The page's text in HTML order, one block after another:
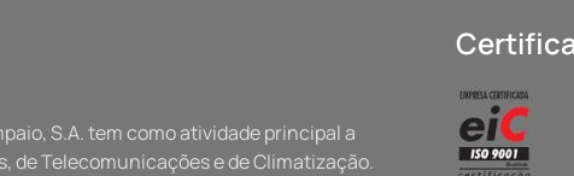
S.A. tem como atividade principal a
de Telecomunicações e de Climatização.